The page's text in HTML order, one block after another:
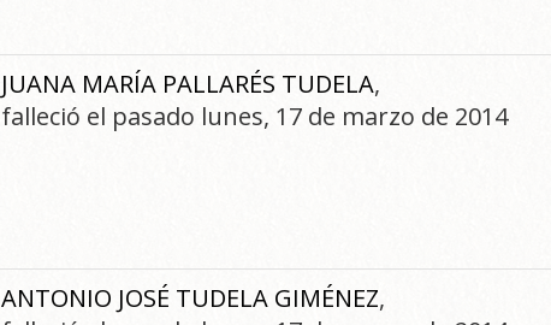
JUANA MARÍA PALLARÉS TUDELA,
falleció el pasado lunes, 17 de marzo de 2014
ANTONIO JOSÉ TUDELA GIMÉNEZ,